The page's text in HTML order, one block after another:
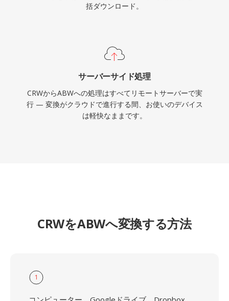
括ダウンロード。
サーバーサイド処理
CRWからABWへの処理はすべてリモートサーバーで実
行 — 変換がクラウドで進行する間、お使いのデバイス
は軽快なままです。
CRWをABWへ変換する方法
1